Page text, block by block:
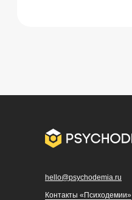
hello@psychodemia.ru
Контакты «Психодемии»